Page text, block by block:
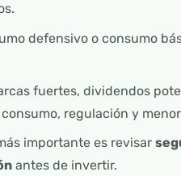
defensivo o consumo
fuertes, dividendos
regulación y
importante es revisar
antes de invertir.